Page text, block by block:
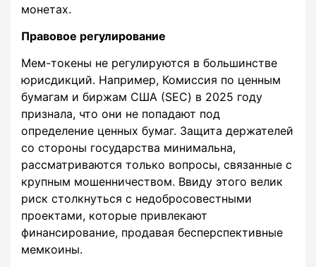
монетах.
Правовое регулирование
Мем-токены не регулируются в большинстве
юрисдикций. Например, Комиссия по ценным
бумагам и биржам США (SEC) в 2025 году
признала, что они не попадают под
определение ценных бумаг. Защита держателей
со стороны государства минимальна,
рассматриваются только вопросы, связанные с
крупным мошенничеством. Ввиду этого велик
риск столкнуться с недобросовестными
проектами, которые привлекают
финансирование, продавая бесперспективные
мемкоины.